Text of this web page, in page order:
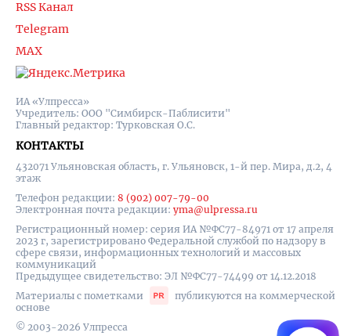
ИА «Улпресса»
Учредитель: ООО "Симбирск-Паблисити"
Главный редактор: Турковская О.С.
КОНТАКТЫ
432071 Ульяновская область, г. Ульяновск, 1-й пер. Мира, д.2, 4
этаж
Телефон редакции: 8 (902) 007-79-00
Электронная почта редакции: yma@ulpressa.ru
Регистрационный номер: серия ИА №ФС77-84971 от 17 апреля
2023 г, зарегистрировано Федеральной службой по надзору в
сфере связи, информационных технологий и массовых
коммуникаций
Предыдущее свидетельство: ЭЛ №ФС77-74499 от 14.12.2018
Материалы с пометками
публикуются на коммерческой
основе
© 2003-2026 Улпресса
RSS Канал
Telegram
MAX